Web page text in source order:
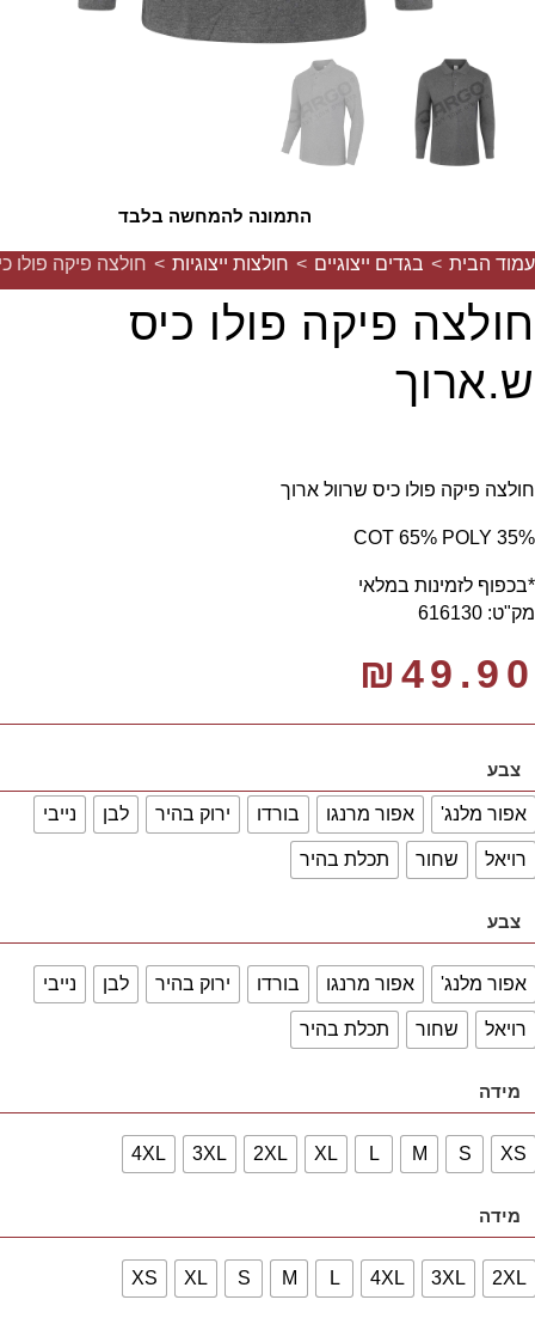
התמונה להמחשה בלבד
עמוד הבית > בגדים ייצוגיים > חולצות ייצוגיות > חולצה פיקה פולו
חולצה פיקה פולו כיס
ש.ארוך
חולצה פיקה פולו כיס שרוול ארוך
35% COT 65% POLY
*בכפוף לזמינות במלאי
מק"ט: 616130
₪ 49.90
צבע
אפור מלנג' אפור מרנגו בורדו ירוק בהיר לבן נייבי
רויאל שחור תכלת בהיר
צבע
אפור מלנג' אפור מרנגו בורדו ירוק בהיר לבן נייבי
רויאל שחור תכלת בהיר
מידה
XS
S
M
L
XL
2XL
3XL
4XL
מידה
2XL
3XL
4XL
L
M
S
XL
XS